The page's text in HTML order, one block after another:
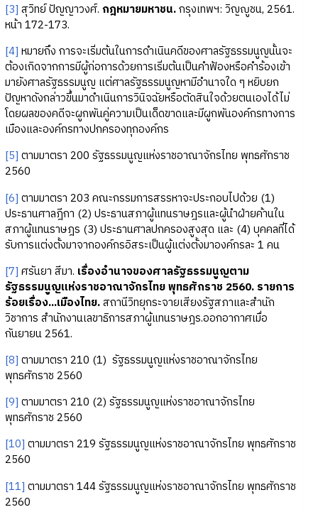
[3] สุวิทย์ ปัญญาวงศ์. กฎหมายมหาชน.กรุงเทพฯ: วิญญูชน, 2561.
หน้า 172-173.
[4] หมายถึง การจะเริ่มต้นในการดำเนินคดีของศาลรัฐธรรมนูญนั้นจะ
ต้องเกิดจากการมีผู้ก่อการด้วยการเริ่มต้นเป็นคำฟ้องหรือคำร้องเข้า
มายังศาลรัฐธรรมนูญ แต่ศาลรัฐธรรมนูญหามีอำนาจใด ๆ หยิบยก
ปัญหาดังกล่าวขึ้นมาดำเนินการวินิจฉัยหรือตัดสินใจด้วยตนเองได้ไม่
โดยผลของคดีจะผูกพันคู่ความเป็นเด็ดขาดและมีผูกพันองค์กรทางการ
เมืองและองค์กรทางปกครองทุกองค์กร
[5] ตามมาตรา 200 รัฐธรรมนูญแห่งราชอาณาจักรไทย พุทธศักราช
2560
[6] ตามมาตรา 203 คณะกรรมการสรรหาจะประกอบไปด้วย (1)
ประธานศาลฎีกา (2) ประธานสภาผู้แทนราษฎรและผู้นำฝ่ายค้านใน
สภาผู้แทนราษฎร (3) ประธานศาลปกครองสูงสุด และ (4) บุคคลที่ได้
รับการแต่งตั้งมาจากองค์กรอิสระเป็นผู้แต่งตั้งมาองค์กรละ 1 คน
[7] ศรันยา สีมา. เรื่องอำนาจของศาลรัฐธรรมนูญตาม
รัฐธรรมนูญแห่งราชอาณาจักรไทย พุทธศักราช 2560. รายการ
ร้อยเรื่อง...เมืองไทย.สถานีวิทยุกระจายเสียงรัฐสภาและสำนัก
วิชาการ สำนักงานเลขาธิการสภาผู้แทนราษฎร.ออกอากาศเมื่อ
กันยายน 2561.
[8] ตามมาตรา 210 (1) รัฐธรรมนูญแห่งราชอาณาจักรไทย
พุทธศักราช 2560
[9] ตามมาตรา 210 (2) รัฐธรรมนูญแห่งราชอาณาจักรไทย
พุทธศักราช 2560
[10] ตามมาตรา 219 รัฐธรรมนูญแห่งราชอาณาจักรไทย พุทธศักราช
2560
[11] ตามมาตรา 144 รัฐธรรมนูญแห่งราชอาณาจักรไทย พุทธศักราช
2560